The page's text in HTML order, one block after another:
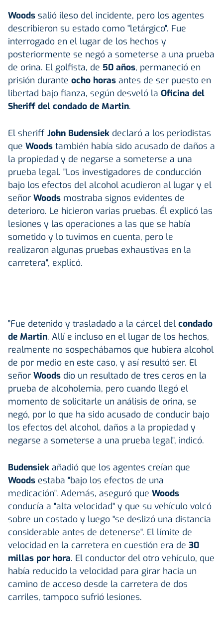
Woods salió ileso del incidente, pero los agentes
describieron su estado como "letárgico". Fue
interrogado en el lugar de los hechos y
posteriormente se negó a someterse a una prueba
de orina. El golfista, de 50 años, permaneció en
prisión durante ocho horas antes de ser puesto en
libertad bajo fianza, según desveló la Oficina del
Sheriff del condado de Martin.
El sheriff John Budensiek declaró a los periodistas
que Woods también había sido acusado de daños a
la propiedad y de negarse a someterse a una
prueba legal. "Los investigadores de conducción
bajo los efectos del alcohol acudieron al lugar y el
señor Woods mostraba signos evidentes de
deterioro. Le hicieron varias pruebas. Él explicó las
lesiones y las operaciones a las que se había
sometido y lo tuvimos en cuenta, pero le
realizaron algunas pruebas exhaustivas en la
carretera", explicó.
"Fue detenido y trasladado a la cárcel del condado
de Martin. Allí e incluso en el lugar de los hechos,
realmente no sospechábamos que hubiera alcohol
de por medio en este caso, y así resultó ser. El
señor Woods dio un resultado de tres ceros en la
prueba de alcoholemia, pero cuando llegó el
momento de solicitarle un análisis de orina, se
negó, por lo que ha sido acusado de conducir bajo
los efectos del alcohol, daños a la propiedad y
negarse a someterse a una prueba legal", indicó.
Budensiek añadió que los agentes creían que
Woods estaba "bajo los efectos de una
medicación". Además, aseguró que Woods
conducía a "alta velocidad" y que su vehículo volcó
sobre un costado y luego "se deslizó una distancia
considerable antes de detenerse". El límite de
velocidad en la carretera en cuestión era de 30
millas por hora. El conductor del otro vehículo, que
había reducido la velocidad para girar hacia un
camino de acceso desde la carretera de dos
carriles, tampoco sufrió lesiones.